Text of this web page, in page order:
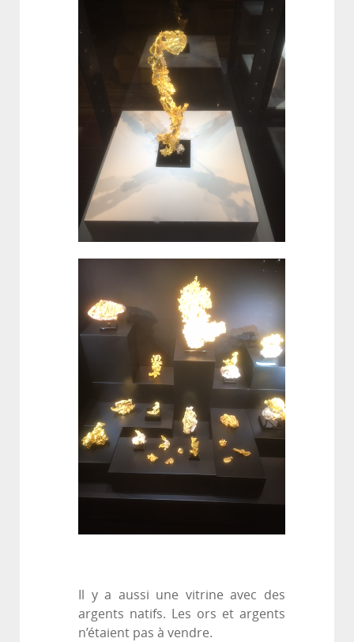
Il y a aussi une vitrine avec des
argents natifs. Les ors et argents
n’étaient pas à vendre.